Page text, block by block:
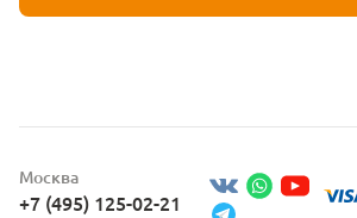
Москва
+7 (495) 125-02-21